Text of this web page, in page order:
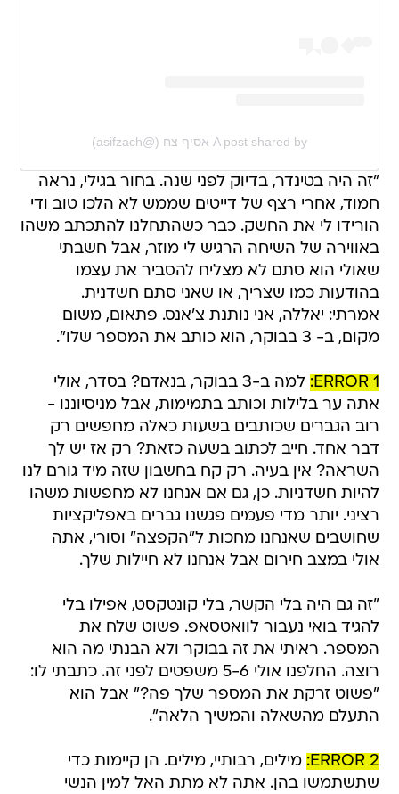
A post shared by אסיף צח (@asifzach)
"זה היה בטינדר, בדיוק לפני שנה. בחור בגילי, נראה
חמוד, אחרי רצף של דייטים שממש לא הלכו טוב ודי
הורידו לי את החשק. כבר כשהתחלנו להתכתב משהו
באווירה של השיחה הרגיש לי מוזר, אבל חשבתי
שאולי הוא סתם לא מצליח להסביר את עצמו
בהודעות כמו שצריך, או שאני סתם חשדנית.
אמרתי: יאללה, אני נותנת צ'אנס. פתאום, משום
מקום, ב- 3 בבוקר, הוא כותב את המספר שלו".
ERROR 1:
למה ב-3 בבוקר, בנאדם? בסדר, אולי
אתה ער בלילות וכותב בתמימות, אבל מניסיוננו -
רוב הגברים שכותבים בשעות כאלה מחפשים רק
דבר אחד. חייב לכתוב בשעה כזאת? רק אז יש לך
השראה? אין בעיה. רק קח בחשבון שזה מיד גורם לנו
להיות חשדניות. כן, גם אם אנחנו לא מחפשות משהו
רציני. יותר מדי פעמים פגשנו גברים באפליקציות
שחושבים שאנחנו מחכות ל"הקפצה" וסורי, אתה
אולי במצב חירום אבל אנחנו לא חיילות שלך.
"זה גם היה בלי הקשר, בלי קונטקסט, אפילו בלי
להגיד בואי נעבור לוואטסאפ. פשוט שלח את
המספר. ראיתי את זה בבוקר ולא הבנתי מה הוא
רוצה. החלפנו אולי 5-6 משפטים לפני זה. כתבתי לו:
"פשוט זרקת את המספר שלך פה?" אבל הוא
התעלם מהשאלה והמשיך הלאה".
ERROR 2: מילים, רבותיי, מילים. הן קיימות כדי
שתשתמשו בהן. אתה לא מתת האל למין הנשי